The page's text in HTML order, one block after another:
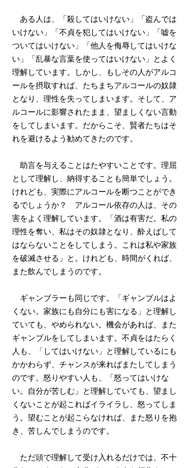
ある人は、「殺してはいけない」「盗んでは
いけない」「不貞を犯してはいけない」「嘘を
ついてはいけない」「他人を侮辱してはいけな
い」「乱暴な言葉を使ってはいけない」とよく
理解しています。しかし、もしその人がアルコ
ールを摂取すれば、たちまちアルコールの奴隷
となり、理性を失ってしまいます。そして、ア
ルコールに影響されたまま、望ましくない言動
をしてしまいます。だからこそ、賢者たちはそ
れを避けるよう勧めてきたのです。
助言を与えることはたやすいことです。理屈
として理解し、納得することも簡単でしょう。
けれども、実際にアルコールを断つことができ
るでしょうか？ アルコール依存の人は、その
害をよく理解しています。「酒は有害だ。私の
理性を奪い、私はその奴隷となり、酔えばして
はならないことをしてしまう。これは私や家族
を破滅させる」と。けれども、時間がくれば、
また飲んでしまうのです。
ギャンブラーも同じです。「ギャンブルはよ
くない。家族にも自分にも害になる」と理解し
ていても、やめられない。機会があれば、また
ギャンブルをしてしまいます。不貞をはたらく
人も、「してはいけない」と理解しているにも
かかわらず、チャンスが来ればまたしてしまう
のです。怒りやすい人も、「怒ってはいけな
い。自分が苦しむ」と理解していても、望まし
くないことが起こればイライラし、怒ってしま
う。望むことが起こらなければ、また怒りを抱
き、苦しんでしまうのです。
ただ頭で理解して受け入れるだけでは、不十